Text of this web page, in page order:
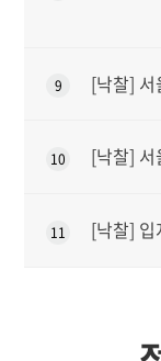
9 [낙찰] 서
10 [낙찰] 서
11 [낙찰] 입